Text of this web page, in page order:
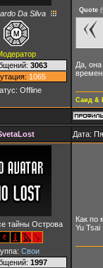
Da Silva
3063
1065
Offline
Quote (
Да,
Саид &
Дата:
тайны Острова
Свои
1997
Как по
Yu Tsai